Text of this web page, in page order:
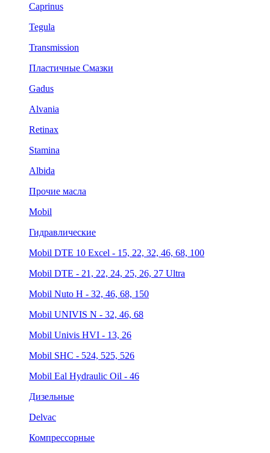
Caprinus
Tegula
Transmission
Пластичные Смазки
Gadus
Alvania
Retinax
Stamina
Albida
Прочие масла
Mobil
Гидравлические
Mobil DTE 10 Excel - 15, 22, 32, 46, 68, 100
Mobil DTE - 21, 22, 24, 25, 26, 27 Ultra
Mobil Nuto H - 32, 46, 68, 150
Mobil UNIVIS N - 32, 46, 68
Mobil Univis HVI - 13, 26
Mobil SHC - 524, 525, 526
Mobil Eal Hydraulic Oil - 46
Дизельные
Delvac
Компрессорные